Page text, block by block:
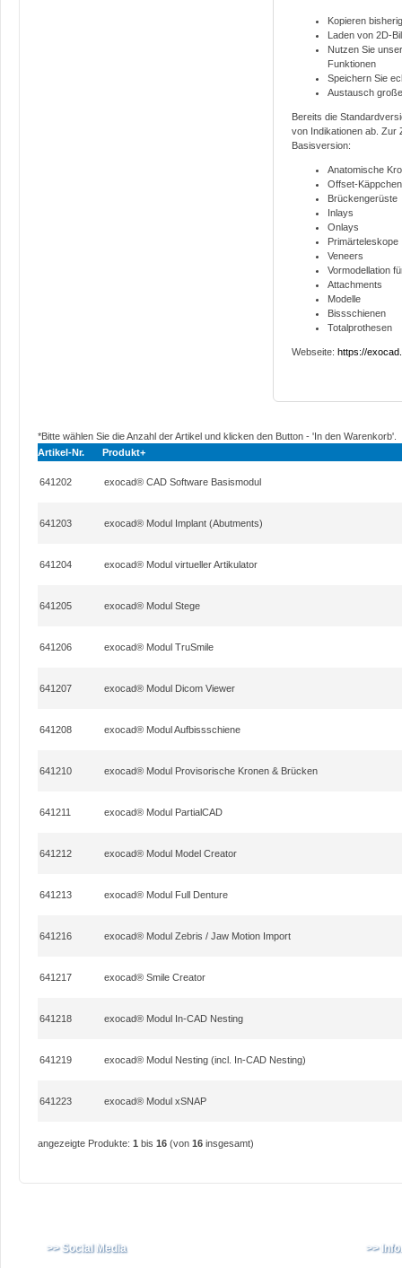
Kopieren
Laden von 2D-
Nutzen Sie
Funktionen
Speichern Sie
Austausch
Bereits die
von Indikationen ab. Zur
Basisversion:
Anatomische
Offset-Käppchen
Brückengerüste
Inlays
Onlays
Primärteleskope
Veneers
Vormodellation
Attachments
Modelle
Bissschienen
Totalprothesen
Webseite: https://
*Bitte wählen Sie die Anzahl der Artikel und klicken den Button - 'In den Warenkorb'.
Artikel-Nr.
Produkt+
641202 exocad® CAD Software Basismodul
641203 exocad® Modul Implant (Abutments)
641204 exocad® Modul virtueller Artikulator
641205 exocad® Modul Stege
641206 exocad® Modul TruSmile
641207 exocad® Modul Dicom Viewer
641208 exocad® Modul Aufbissschiene
641210 exocad® Modul Provisorische Kronen & Brücken
641211 exocad® Modul PartialCAD
641212 exocad® Modul Model Creator
641213 exocad® Modul Full Denture
641216 exocad® Modul Zebris / Jaw Motion Import
641217 exocad® Smile Creator
641218 exocad® Modul In-CAD Nesting
641219 exocad® Modul Nesting (incl. In-CAD Nesting)
641223 exocad® Modul xSNAP
angezeigte Produkte: 1 bis 16 (von 16 insgesamt)
>> Social Media >>